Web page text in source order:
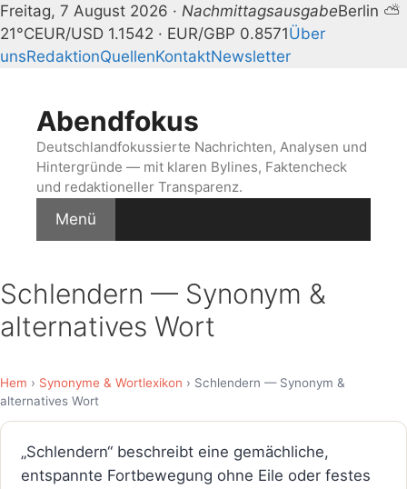
Freitag, 7 August 2026 · NachmittagsausgabeBerlin ⛅
21°CEUR/USD 1.1542 · EUR/GBP 0.8571Über
unsRedaktionQuellenKontaktNewsletter
springenAbendfokus
Deutschlandfokussierte Nachrichten, Analysen und
Hintergründe — mit klaren Bylines, Faktencheck
und redaktioneller Transparenz.
Menü
Schlendern — Synonym &
alternatives Wort
Hem › Synonyme & Wortlexikon › Schlendern — Synonym &
alternatives Wort
„Schlendern“ beschreibt eine gemächliche,
entspannte Fortbewegung ohne Eile oder festes